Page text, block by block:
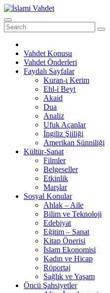
Skip
to
content
Vahdet Konusu
Vahdet Önderleri
Faydalı Sayfalar
Kuran-ı Kerim
Ehl-i Beyt
Akaid
Dua
Analiz
Ufuk Açanlar
İngiliz Şiiliği
Amerikan Sünniliği
Kültür-Sanat
Filmler
Belgeseller
Etkinlik
Marşlar
Sosyal Konular
Ahlak – Aile
Bilim ve Teknoloji
Edebiyat
Eğitim – Sanat
Kitap Önerisi
İslam Ekonomisi
Kadın ve Hicap
Röportaj
Sağlık ve Yaşam
Öncü Şahsiyetler